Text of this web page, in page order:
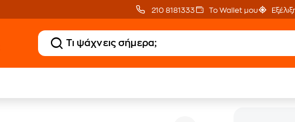
210 8181333 Το Wallet μου